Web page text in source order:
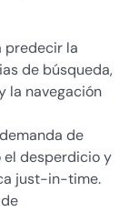
predecir la
de búsqueda,
la navegación
de
el desperdicio y
just-in-time.